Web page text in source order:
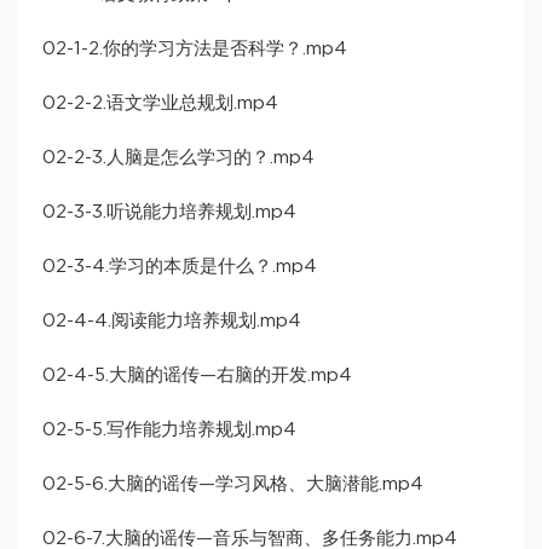
02-1-2.你的学习方法是否科学？.mp4
02-2-2.语文学业总规划.mp4
02-2-3.人脑是怎么学习的？.mp4
02-3-3.听说能力培养规划.mp4
02-3-4.学习的本质是什么？.mp4
02-4-4.阅读能力培养规划.mp4
02-4-5.大脑的谣传—右脑的开发.mp4
02-5-5.写作能力培养规划.mp4
02-5-6.大脑的谣传—学习风格、大脑潜能.mp4
02-6-7.大脑的谣传—音乐与智商、多任务能力.mp4